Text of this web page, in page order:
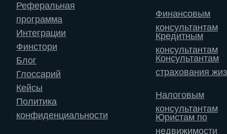
Кредитным
консультантам
Консультантам
страхования
Налоговым
консультантам
Юристам по
недвижимости
Финансовым
консультантам
Реферальная
программа
Интеграции
Финстори
Блог
Глоссарий
Кейсы
Политика
конфиденциальности